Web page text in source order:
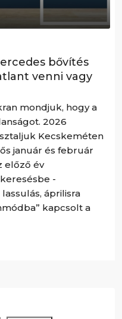
bővítés
venni vagy
mondjuk, hogy a
2026
Kecskeméten
január és február
előző év
-
áprilisra
kapcsolt a